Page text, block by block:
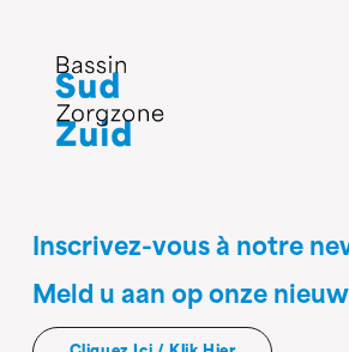
Inscrivez-vous à notre
Meld u aan op onze